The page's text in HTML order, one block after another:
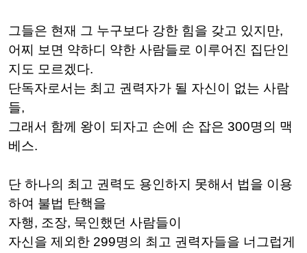
그들은 현재 그 누구보다 강한 힘을 갖고 있지만,
어찌 보면 약하디 약한 사람들로 이루어진 집단인
지도 모르겠다.
단독자로서는 최고 권력자가 될 자신이 없는 사람
들,
그래서 함께 왕이 되자고 손에 손 잡은 300명의 맥
베스.
단 하나의 최고 권력도 용인하지 못해서 법을 이용
하여 불법 탄핵을
자행, 조장, 묵인했던 사람들이
자신을 제외한 299명의 최고 권력자들을 너그럽게